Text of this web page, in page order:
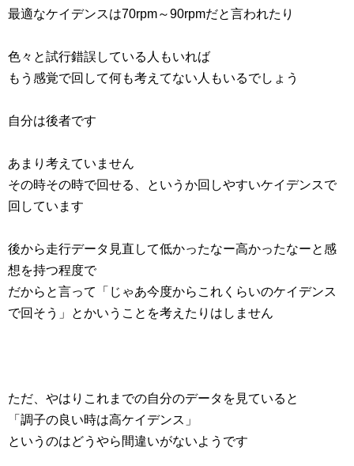
最適なケイデンスは70rpm～90rpmだと言われたり
色々と試行錯誤している人もいれば
もう感覚で回して何も考えてない人もいるでしょう
自分は後者です
あまり考えていません
その時その時で回せる、というか回しやすいケイデンスで
回しています
後から走行データ見直して低かったなー高かったなーと感
想を持つ程度で
だからと言って「じゃあ今度からこれくらいのケイデンス
で回そう」とかいうことを考えたりはしません
ただ、やはりこれまでの自分のデータを見ていると
「調子の良い時は高ケイデンス」
というのはどうやら間違いがないようです